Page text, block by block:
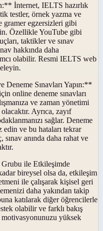
İnternet, IELTS hazırlık
testler, örnek yazma ve
gramer egzersizleri gibi
Özellikle YouTube gibi
taktikler ve sınav
hakkında daha
olabilir. Resmi IELTS web
Deneme Sınavları Yapın:**
online deneme sınavları
ve zaman yönetimi
Ayrıca, zayıf
sağlar. Deneme
edin ve bu hataları tekrar
anında daha rahat ve
ile Etkileşimde
bireysel olsa da, etkileşim
ile çalışarak kişisel geri
daha yakından takip
katılarak diğer öğrencilerle
olabilir ve farklı bakış
yüksek